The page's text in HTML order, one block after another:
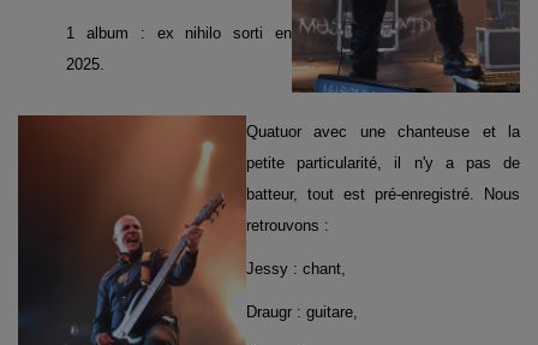
1 album : ex nihilo sorti en
2025.
Quatuor avec une chanteuse et la
petite particularité, il n'y a pas de
batteur, tout est pré-enregistré. Nous
retrouvons :
Jessy : chant,
Draugr : guitare,